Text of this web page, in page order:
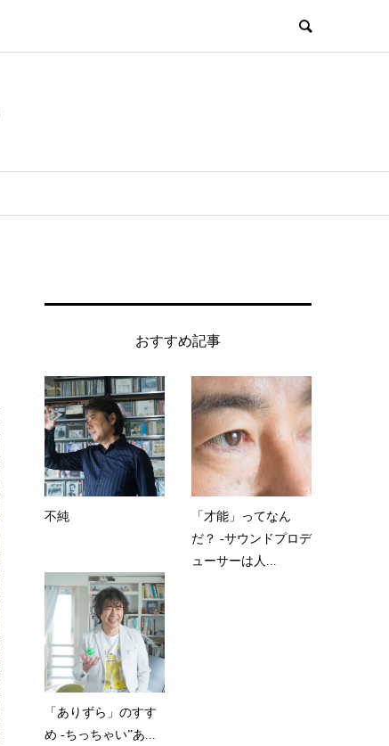
おすすめ記事
不純
「才能」ってなん
だ？ -サウンドプロデ
ューサーは人...
「ありずら」のすす
め -ちっちゃい”あ...